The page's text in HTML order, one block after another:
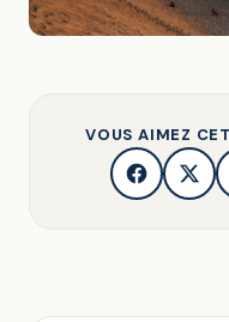
VOUS AIMEZ